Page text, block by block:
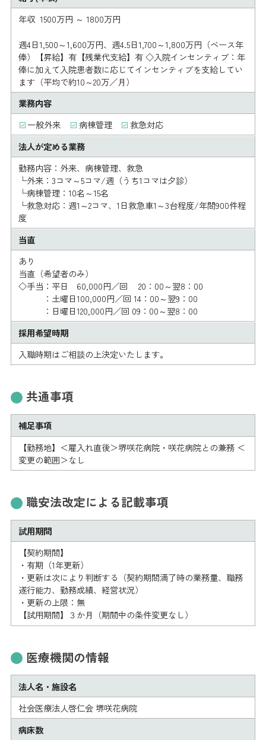
年収 1500万円 ～ 1800万円
週4日1,500～1,600万円、週4.5日1,700～1,800万円（ベース年
俸）【昇給】有【残業代支給】有 ◇入院インセンティブ：年
俸に加えて入院患者数に応じてインセンティブを支給してい
ます（平均で約10～20万／月）
業務内容
一般外来
病棟管理
救急対応
法人が定める業務
勤務内容：外来、病棟管理、救急
└外来：3コマ～5コマ/週（うち1コマは夕診）
└病棟管理：10名～15名
└救急対応：週1～2コマ、1日救急車1～3台程度/年間900件程
度
当直
あり
当直（希望者のみ）
◇手当：平日 60,000円／回 20：00～翌8：00
：土曜日100,000円／回 14：00～翌9：00
：日曜日120,000円／回 09：00～翌8：00
採用希望時期
入職時期はご相談の上決定いたします。
共通事項
補足事項
【勤務地】＜雇入れ直後＞堺咲花病院・咲花病院との兼務 ＜
変更の範囲＞なし
職安法改定による記載事項
試用期間
【契約期間】
・有期（1年更新）
・更新は次により判断する（契約期間満了時の業務量、職務
遂行能力、勤務成績、経営状況）
・更新の上限：無
【試用期間】３か月（期間中の条件変更なし）
医療機関の情報
法人名・施設名
社会医療法人啓仁会 堺咲花病院
病床数